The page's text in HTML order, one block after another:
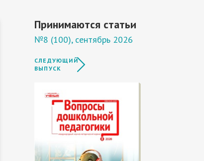
Принимаются статьи
№8 (100), сентябрь 2026
СЛЕДУЮЩИЙ
ВЫПУСК